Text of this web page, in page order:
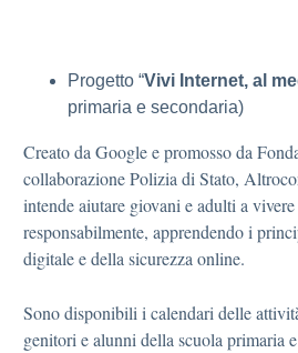
Progetto “Vivi Internet, al
primaria e secondaria)
Creato da Google e promosso da
collaborazione Polizia di Stato,
intende aiutare giovani e adulti a
responsabilmente, apprendendo i
digitale e della sicurezza online.
Sono disponibili i calendari delle
genitori e alunni della scuola primaria